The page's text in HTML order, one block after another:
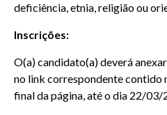
deficiência, etnia, religião ou
Inscrições:
O(a) candidato(a) deverá
no link correspondente contido
final da página,até o dia 22/03/